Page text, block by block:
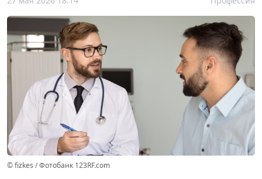
© fizkes / Фотобанк 123RF.com